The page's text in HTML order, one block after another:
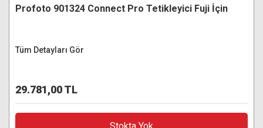
Profoto 901324 Connect Pro Tetikleyici Fuji İçin
Tüm Detayları Gör
29.781,00 TL
Stokta Yok